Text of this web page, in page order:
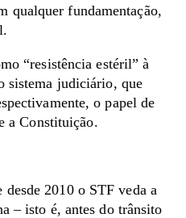
qualquer fundamentação,
“resistência estéril” à
sistema judiciário, que
o papel de
a Constituição.
2010 o STF veda a
– isto é, antes do trânsito